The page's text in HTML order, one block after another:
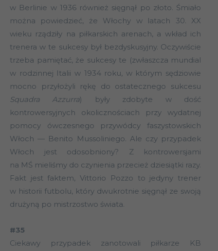
w Berlinie w 1936 również sięgnął po złoto. Śmiało
można powiedzieć, że Włochy w latach 30. XX
wieku rządziły na piłkarskich arenach, a wkład ich
trenera w te sukcesy był bezdyskusyjny. Oczywiście
trzeba pamiętać, że sukcesy te (zwłaszcza mundial
w rodzinnej Italii w 1934 roku, w którym sędziowie
mocno przyłożyli rękę do ostatecznego sukcesu
Squadra Azzurra) były zdobyte w dość
kontrowersyjnych okolicznościach przy wydatnej
pomocy ówczesnego przywódcy faszystowskich
Włoch — Benito Mussoliniego. Ale czy przypadek
Włoch jest odosobniony? Z kontrowersjami
na MŚ mieliśmy do czynienia przecież dziesiątki razy.
Fakt jest faktem, Vittorio Pozzo to jedyny trener
w historii futbolu, który dwukrotnie sięgnął ze swoją
drużyną po mistrzostwo świata.
#35
Ciekawy przypadek zanotowali piłkarze KB